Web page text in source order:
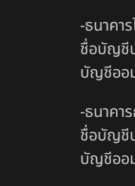
-ธนาคา
ชื่อบัญชี
บัญชีออ
-ธนาคา
ชื่อบัญชี
บัญชีออ